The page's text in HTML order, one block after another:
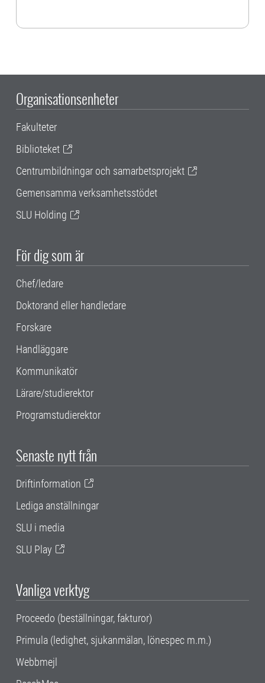
Organisationsenheter
Fakulteter
Biblioteket
Centrumbildningar och samarbetsprojekt
Gemensamma verksamhetsstödet
SLU Holding
För dig som är
Chef/ledare
Doktorand eller handledare
Forskare
Handläggare
Kommunikatör
Lärare/studierektor
Programstudierektor
Senaste nytt från
Driftinformation
Lediga anställningar
SLU i media
SLU Play
Vanliga verktyg
Proceedo (beställningar, fakturor)
Primula (ledighet, sjukanmälan, lönespec m.m.)
Webbmejl